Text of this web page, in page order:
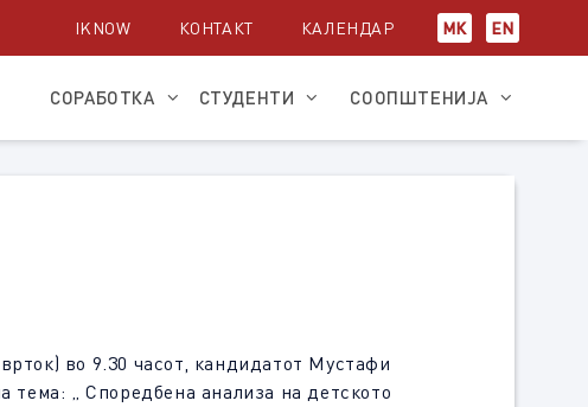
IKNOW КОНТАКТ КАЛЕНДАР МК EN
СОРАБОТКА СТУДЕНТИ СООПШТЕНИЈА
во 9.30 часот, кандидатот Мустафи
тема: „ Споредбена анализа на детското